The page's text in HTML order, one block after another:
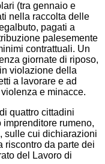
(tra gennaio e
nella raccolta delle
pagati a
palesemente
contrattuali. Un
giornate di riposo,
violazione della
a lavorare e ad
e minacce.
quattro cittadini
rumeno,
sulle cui dichiarazioni
riscontro da parte dei
del Lavoro di